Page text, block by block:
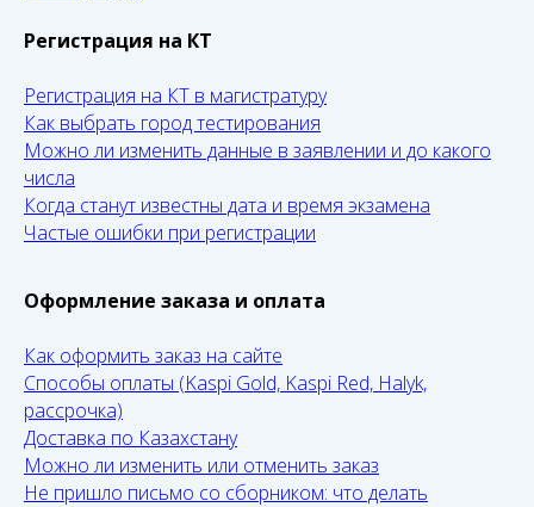
Регистрация на КТ
Регистрация на КТ в магистратуру
Как выбрать город тестирования
Можно ли изменить данные в заявлении и до какого
числа
Когда станут известны дата и время экзамена
Частые ошибки при регистрации
Оформление заказа и оплата
Как оформить заказ на сайте
Способы оплаты (Kaspi Gold, Kaspi Red, Halyk,
рассрочка)
Доставка по Казахстану
Можно ли изменить или отменить заказ
Не пришло письмо со сборником: что делать